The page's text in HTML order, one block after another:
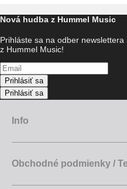
Nová hudba z Hummel Music
Prihláste sa na odber
z Hummel Music!
Prihlásiť sa
Prihlásiť sa
Info
Obchodné podmienky /